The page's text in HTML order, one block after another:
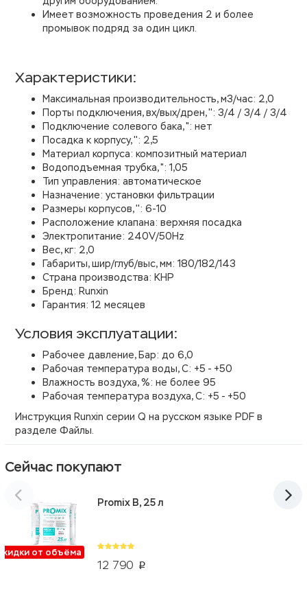
Имеет возможность проведения 2 и более
промывок подряд за один цикл.
Характеристики:
Максимальная производительность, м3/час: 2,0
Порты подключения, вх/вых/дрен, '': 3/4 / 3/4 / 3/4
Подключение солевого бака, ": нет
Посадка к корпусу, '': 2,5
Материал корпуса: композитный материал
Водоподъемная трубка, ": 1,05
Тип управления: автоматическое
Назначение: установки фильтрации
Размеры корпусов, '': 6-10
Расположение клапана: верхняя посадка
Электропитание: 240V/50Hz
Вес, кг: 2,0
Габариты, шир/глуб/выс, мм: 180/182/143
Страна производства: КНР
Бренд: Runxin
Гарантия: 12 месяцев
Условия эксплуатации:
Рабочее давление, Бар: до 6,0
Рабочая температура воды, С: +5 - +50
Влажность воздуха, %: не более 95
Рабочая температура воздуха, С: +5 - +50
Инструкция Runxin серии Q на русском языке PDF в
разделе Файлы.
Сейчас покупают
от объёма
12 790 p
Promix B, 25 л